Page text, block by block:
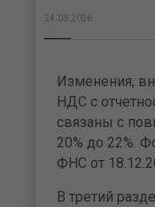
24.03.2026
Изменения,
НДС с
связаны с
20% до 22%.
ФНС от
В третий